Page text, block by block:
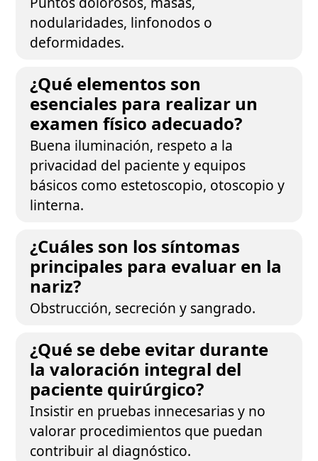
nodularidades, linfonodos o
deformidades.
¿Qué elementos son
esenciales para realizar un
examen físico adecuado?
Buena iluminación, respeto a la
privacidad del paciente y equipos
básicos como estetoscopio, otoscopio y
linterna.
¿Cuáles son los síntomas
principales para evaluar en la
nariz?
Obstrucción, secreción y sangrado.
¿Qué se debe evitar durante
la valoración integral del
paciente quirúrgico?
Insistir en pruebas innecesarias y no
valorar procedimientos que puedan
contribuir al diagnóstico.